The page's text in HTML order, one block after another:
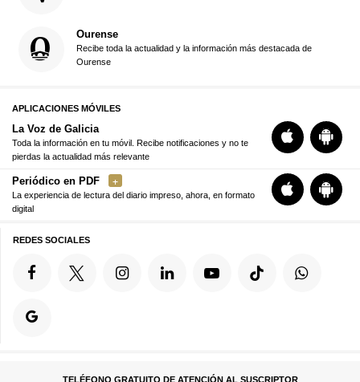
Ourense
Recibe toda la actualidad y la información más destacada de
Ourense
APLICACIONES MÓVILES
La Voz de Galicia
Toda la información en tu móvil. Recibe notificaciones y no te
pierdas la actualidad más relevante
Periódico en PDF
La experiencia de lectura del diario impreso, ahora, en formato
digital
REDES SOCIALES
TELÉFONO GRATUITO DE ATENCIÓN AL SUSCRIPTOR